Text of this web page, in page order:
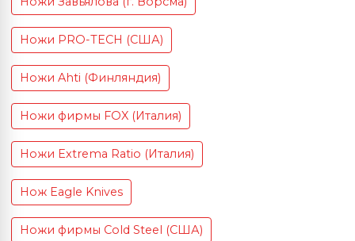
Ножи PRO-TECH (США)
Ножи Ahti (Финляндия)
Ножи фирмы FOX (Италия)
Ножи Extrema Ratio (Италия)
Нож Eagle Knives
Ножи фирмы Cold Steel (США)